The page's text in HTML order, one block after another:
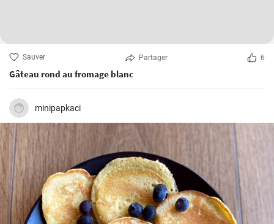
Sauver Partager 6
Gâteau rond au fromage blanc
minipapkaci